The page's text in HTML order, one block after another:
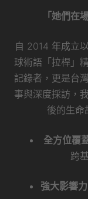
「她們在
自 2014 年成立
球術語「拉桿」
記錄者，更是台
事與深度採訪，
後的生命
全方位覆
跨
強大影響力